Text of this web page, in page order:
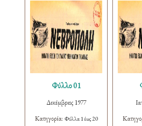
Φύλλο 01
Δεκέμβριος 1977
Κατηγορία: Φύλλα 1 έως 20